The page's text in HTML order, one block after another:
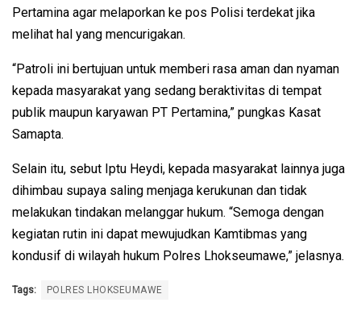
Pertamina agar melaporkan ke pos Polisi terdekat jika
melihat hal yang mencurigakan.
“Patroli ini bertujuan untuk memberi rasa aman dan nyaman
kepada masyarakat yang sedang beraktivitas di tempat
publik maupun karyawan PT Pertamina,” pungkas Kasat
Samapta.
Selain itu, sebut Iptu Heydi, kepada masyarakat lainnya juga
dihimbau supaya saling menjaga kerukunan dan tidak
melakukan tindakan melanggar hukum. “Semoga dengan
kegiatan rutin ini dapat mewujudkan Kamtibmas yang
kondusif di wilayah hukum Polres Lhokseumawe,” jelasnya.
Tags: POLRES LHOKSEUMAWE